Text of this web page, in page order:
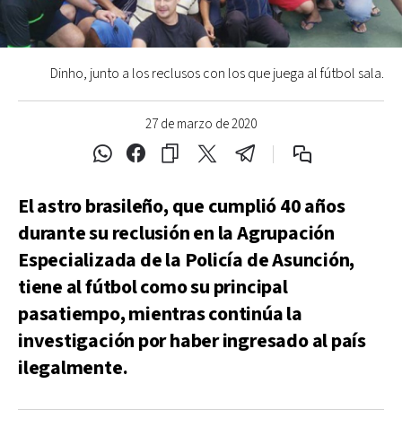
27 de marzo de 2020
Dinho, junto a los reclusos con los que juega al fútbol sala.
El astro brasileño, que cumplió 40 años
durante su reclusión en la Agrupación
Especializada de la Policía de Asunción,
tiene al fútbol como su principal
pasatiempo, mientras continúa la
investigación por haber ingresado al país
ilegalmente.